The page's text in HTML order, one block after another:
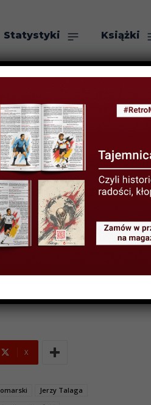
Statystyki Książki
klubu
X
Jerzy Talaga